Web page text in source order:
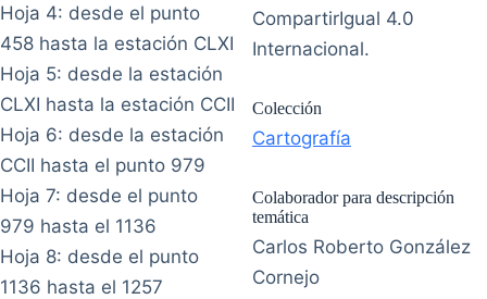
Hoja 4: desde el punto
458 hasta la estación CLXI
Hoja 5: desde la estación
CLXI hasta la estación CCII
Hoja 6: desde la estación
CCII hasta el punto 979
Hoja 7: desde el punto
979 hasta el 1136
Hoja 8: desde el punto
1136 hasta el 1257
CompartirIgual 4.0
Internacional.
Colección
Cartografía
Colaborador para descripción
temática
Carlos Roberto González
Cornejo